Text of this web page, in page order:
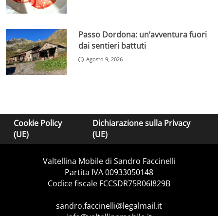
Passo Dordona: un’avventura fuori
dai sentieri battuti
Agosto 9, 2026
Cookie Policy
(UE)
Dichiarazione sulla Privacy
(UE)
Valtellina Mobile di Sandro Faccinelli
Partita IVA 00933050148
Codice fiscale FCCSDR75R06I829B
sandro.faccinelli@legalmail.it